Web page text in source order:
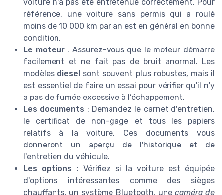
voiture n'a pas été entretenue correctement. Pour
référence, une voiture sans permis qui a roulé
moins de 10 000 km par an est en général en bonne
condition.
Le moteur: Assurez-vous que le moteur démarre
facilement et ne fait pas de bruit anormal. Les
modèles diesel sont souvent plus robustes, mais il
est essentiel de faire un essai pour vérifier qu'il n'y
a pas de fumée excessive à l’échappement.
Les documents : Demandez le carnet d'entretien,
le certificat de non-gage et tous les papiers
relatifs à la voiture. Ces documents vous
donneront un aperçu de l'historique et de
l'entretien du véhicule.
Les options : Vérifiez si la voiture est équipée
d'options intéressantes comme des sièges
chauffants, un système Bluetooth, une caméra de